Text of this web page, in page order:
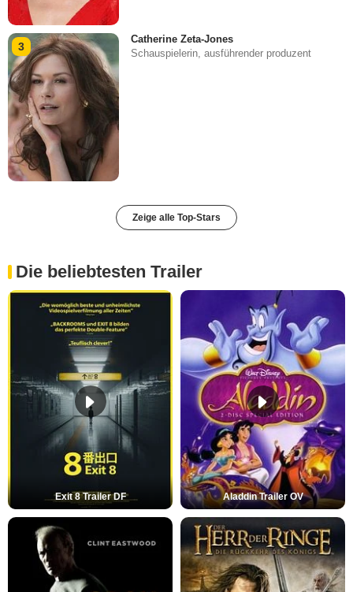
3
Catherine Zeta-Jones
Schauspielerin, ausführender produzent
Zeige alle Top-Stars
Die beliebtesten Trailer
Exit 8 Trailer DF Aladdin Trailer OV